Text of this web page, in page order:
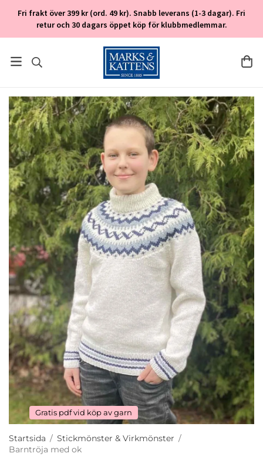
Fri frakt över 399 kr (ord. 49 kr). Snabb leverans (1-3 dagar). Fri
retur och 30 dagars öppet köp för klubbmedlemmar.
Gratis pdf vid köp av garn
Startsida / Stickmönster & Virkmönster /
Barntröja med ok